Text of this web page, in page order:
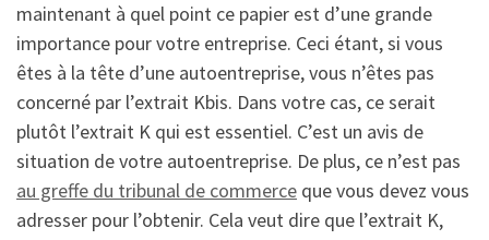
maintenant à quel point ce papier est d’une grande
importance pour votre entreprise. Ceci étant, si vous
êtes à la tête d’une autoentreprise, vous n’êtes pas
concerné par l’extrait Kbis. Dans votre cas, ce serait
plutôt l’extrait K qui est essentiel. C’est un avis de
situation de votre autoentreprise. De plus, ce n’est pas
au greffe du tribunal de commerce que vous devez vous
adresser pour l’obtenir. Cela veut dire que l’extrait K,